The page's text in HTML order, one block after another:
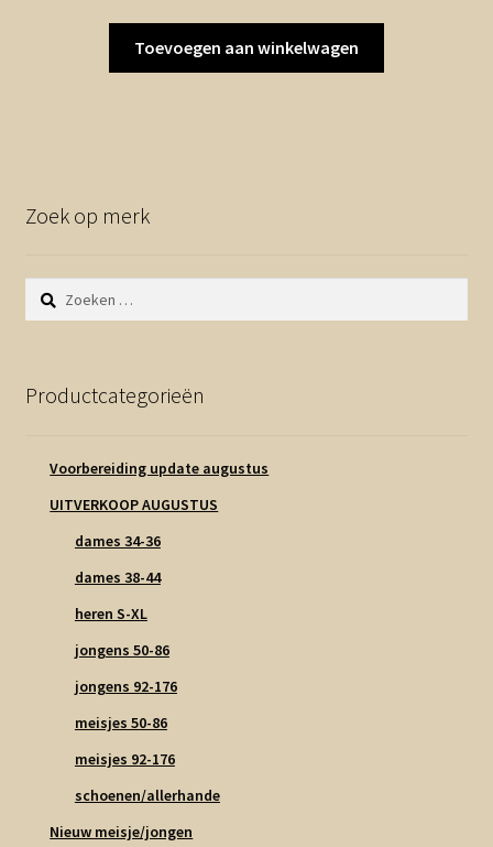
Toevoegen aan winkelwagen
Zoek op merk
Zoeken
naar:
Productcategorieën
Voorbereiding update augustus
UITVERKOOP AUGUSTUS
dames 34-36
dames 38-44
heren S-XL
jongens 50-86
jongens 92-176
meisjes 50-86
meisjes 92-176
schoenen/allerhande
Nieuw meisje/jongen